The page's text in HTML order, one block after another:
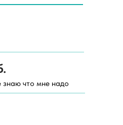
знаю что мне надо